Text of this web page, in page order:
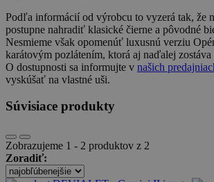
Podľa informácií od výrobcu to vyzerá tak, že
postupne nahradiť klasické čierne a pôvodné
Nesmieme však opomenúť luxusnú verziu
karátovým pozlátením, ktorá aj naďalej
O dostupnosti sa informujte v našich
vyskúšať na vlastné uši.
Súvisiace produkty
Zobrazujeme 1 - 2 produktov z 2
Zoradiť: